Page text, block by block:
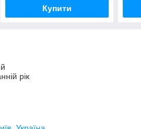
Купити
рік